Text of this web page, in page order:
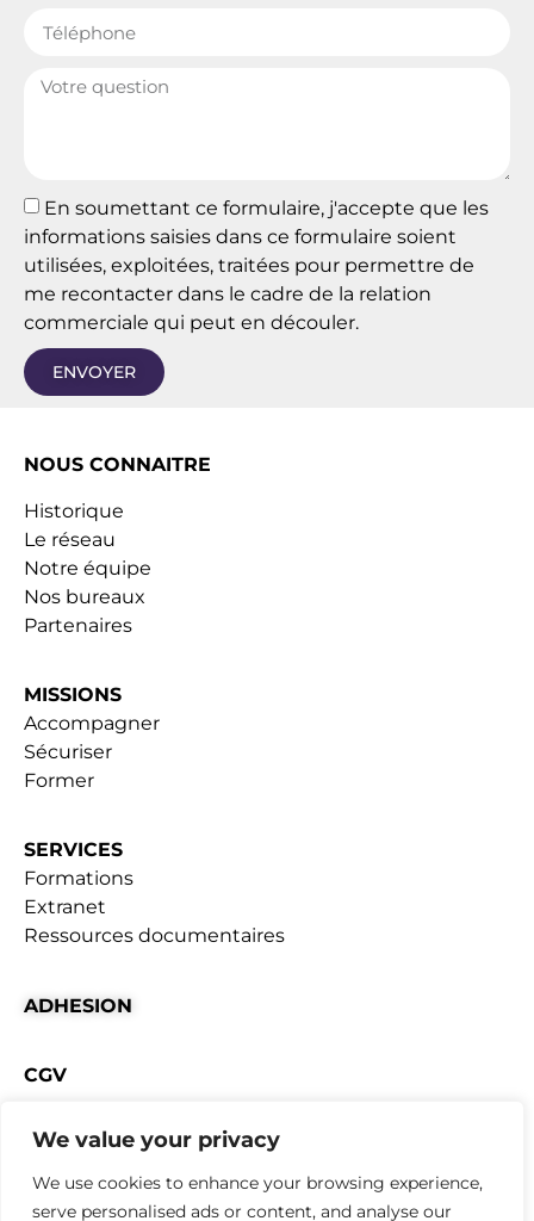
We value your privacy
We use cookies to enhance your browsing experience,
serve personalised ads or content, and analyse our
En soumettant ce formulaire, j'accepte que les
informations saisies dans ce formulaire soient
utilisées, exploitées, traitées pour permettre de
me recontacter dans le cadre de la relation
commerciale qui peut en découler.
ENVOYER
NOUS CONNAITRE
Historique
Le réseau
Notre équipe
Nos bureaux
Partenaires
MISSIONS
Accompagner
Sécuriser
Former
SERVICES
Formations
Extranet
Ressources documentaires
ADHESION
CGV
ACTUALITÉS
Mentions Légales|Règlement intérieur